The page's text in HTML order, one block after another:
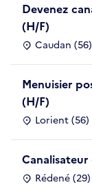
Devenez
(H/F)
Caudan (56)
Menuisier
(H/F)
Lorient (56)
Canalisateur
Rédené (29)